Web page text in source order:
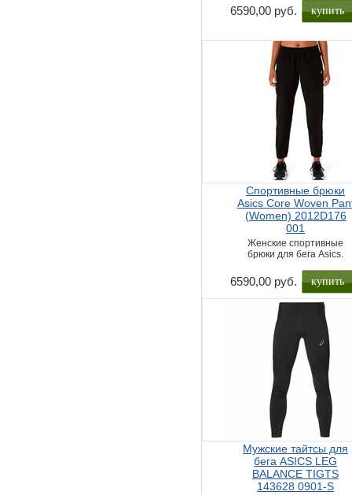
6590,00 руб. купить
Спортивные брюки
Asics Core Woven
(Women) 2012D176
001
Женские спортивные
брюки для бега Asics.
6590,00 руб. купить
Мужские тайтсы для
бега ASICS LEG
BALANCE TIGTS
143628 0901-S